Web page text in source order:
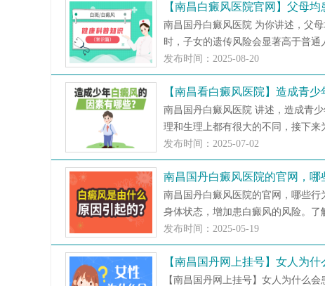
【南昌白癜风医院官网】父母均
南昌国丹白癜风医院 为你讲述，父
时，子女的遗传风险会显著高于普
发布时间：2025-08-20
【南昌看白癜风医院】造成青少
南昌国丹白癜风医院 讲述，造成青
理和生理上都有很大的不同，接下
发布时间：2025-07-02
南昌国丹白癜风医院的官网，哪
南昌国丹白癜风医院的官网，哪些
身体状态，增加患白癜风的风险。
发布时间：2025-05-19
【南昌国丹网上挂号】女人为什
【南昌国丹网上挂号】女人为什么